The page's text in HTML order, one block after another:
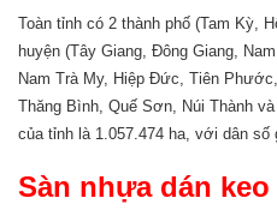
Toàn tỉnh có 2 thành phố (Tam Kỳ,
huyện (Tây Giang, Đông Giang,
Nam Trà My, Hiệp Đức, Tiên
Thăng Bình, Quế Sơn, Núi Thành
của tỉnh là 1.057.474 ha, với dân số
Sàn nhựa dán keo